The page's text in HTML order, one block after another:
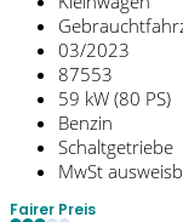
03/2023
87553
59 kW (80 PS)
Benzin
Schaltgetriebe
MwSt
Fairer Preis